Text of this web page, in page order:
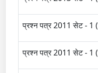
प्रश्न पत्र 2011 सेट - 1
प्रश्न पत्र 2011 सेट - 1